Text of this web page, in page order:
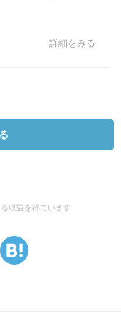
詳細をみる
収益を得ています